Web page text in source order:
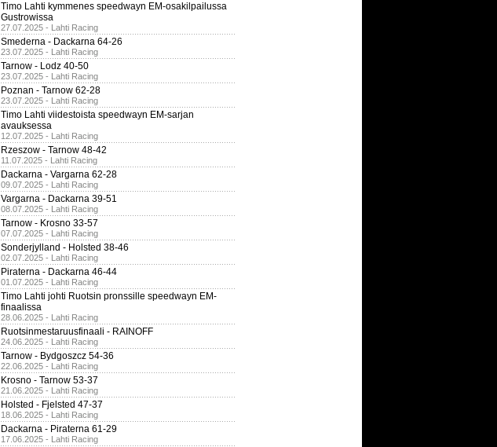
Timo Lahti kymmenes speedwayn EM-osakilpailussa
Gustrowissa
27.07.2025 - Lahti Racing
Smederna - Dackarna 64-26
23.07.2025 - Lahti Racing
Tarnow - Lodz 40-50
23.07.2025 - Lahti Racing
Poznan - Tarnow 62-28
23.07.2025 - Lahti Racing
Timo Lahti viidestoista speedwayn EM-sarjan
avauksessa
12.07.2025 - Lahti Racing
Rzeszow - Tarnow 48-42
11.07.2025 - Lahti Racing
Dackarna - Vargarna 62-28
09.07.2025 - Lahti Racing
Vargarna - Dackarna 39-51
08.07.2025 - Lahti Racing
Tarnow - Krosno 33-57
07.07.2025 - Lahti Racing
Sonderjylland - Holsted 38-46
02.07.2025 - Lahti Racing
Piraterna - Dackarna 46-44
01.07.2025 - Lahti Racing
Timo Lahti johti Ruotsin pronssille speedwayn EM-
finaalissa
28.06.2025 - Lahti Racing
Ruotsinmestaruusfinaali - RAINOFF
24.06.2025 - Lahti Racing
Tarnow - Bydgoszcz 54-36
22.06.2025 - Lahti Racing
Krosno - Tarnow 53-37
21.06.2025 - Lahti Racing
Holsted - Fjelsted 47-37
18.06.2025 - Lahti Racing
Dackarna - Piraterna 61-29
17.06.2025 - Lahti Racing